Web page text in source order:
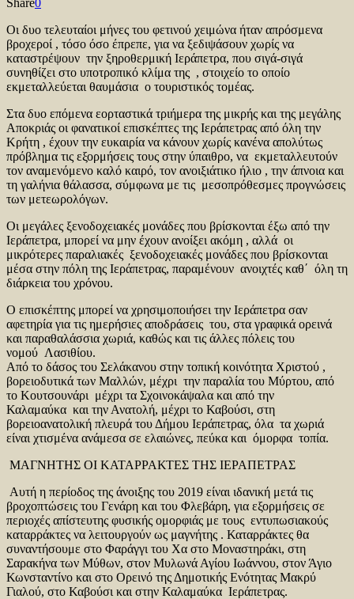
Οι δυο τελευταίοι μήνες του φετινού χειμώνα ήταν απρόσμενα
βροχεροί , τόσο όσο έπρεπε, για να ξεδιψάσουν χωρίς να
καταστρέψουν την ξηροθερμική Ιεράπετρα, που σιγά-σιγά
συνηθίζει στο υποτροπικό κλίμα της , στοιχείο το οποίο
εκμεταλλεύεται θαυμάσια ο τουριστικός τομέας.
Στα δυο επόμενα εορταστικά τριήμερα της μικρής και της μεγάλης
Αποκριάς οι φανατικοί επισκέπτες της Ιεράπετρας από όλη την
Κρήτη , έχουν την ευκαιρία να κάνουν χωρίς κανένα απολύτως
πρόβλημα τις εξορμήσεις τους στην ύπαιθρο, να εκμεταλλευτούν
τον αναμενόμενο καλό καιρό, τον ανοιξιάτικο ήλιο , την άπνοια και
τη γαλήνια θάλασσα, σύμφωνα με τις μεσοπρόθεσμες προγνώσεις
των μετεωρολόγων.
Οι μεγάλες ξενοδοχειακές μονάδες που βρίσκονται έξω από την
Ιεράπετρα, μπορεί να μην έχουν ανοίξει ακόμη , αλλά οι
μικρότερες παραλιακές ξενοδοχειακές μονάδες που βρίσκονται
μέσα στην πόλη της Ιεράπετρας, παραμένουν ανοιχτές καθ΄ όλη τη
διάρκεια του χρόνου.
Ο επισκέπτης μπορεί να χρησιμοποιήσει την Ιεράπετρα σαν
αφετηρία για τις ημερήσιες αποδράσεις του, στα γραφικά ορεινά
και παραθαλάσσια χωριά, καθώς και τις άλλες πόλεις του
νομού Λασιθίου.
Από το δάσος του Σελάκανου στην τοπική κοινότητα Χριστού ,
βορειοδυτικά των Μαλλών, μέχρι την παραλία του Μύρτου, από
το Κουτσουνάρι μέχρι τα Σχοινοκάψαλα και από την
Καλαμαύκα και την Ανατολή, μέχρι το Καβούσι, στη
βορειοανατολική πλευρά του Δήμου Ιεράπετρας, όλα τα χωριά
είναι χτισμένα ανάμεσα σε ελαιώνες, πεύκα και όμορφα τοπία.
ΜΑΓΝΗΤΗΣ ΟΙ ΚΑΤΑΡΡΑΚΤΕΣ ΤΗΣ ΙΕΡΑΠΕΤΡΑΣ
Αυτή η περίοδος της άνοιξης του 2019 είναι ιδανική μετά τις
βροχοπτώσεις του Γενάρη και του Φλεβάρη, για εξορμήσεις σε
περιοχές απίστευτης φυσικής ομορφιάς με τους εντυπωσιακούς
καταρράκτες να λειτουργούν ως μαγνήτης . Καταρράκτες θα
συναντήσουμε στο Φαράγγι του Χα στο Μοναστηράκι, στη
Σαρακήνα των Μύθων, στον Μυλωνά Αγίου Ιωάννου, στον Άγιο
Κωνσταντίνο και στο Ορεινό της Δημοτικής Ενότητας Μακρύ
Γιαλού, στο Καβούσι και στην Καλαμαύκα Ιεράπετρας.